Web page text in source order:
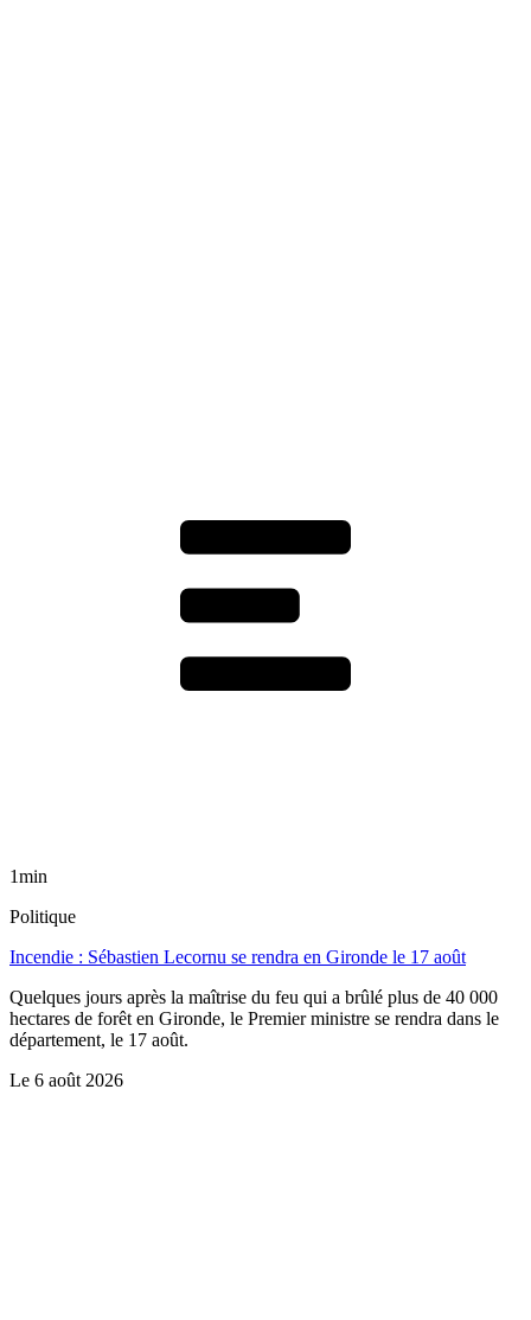
1min
Politique
Incendie : Sébastien Lecornu se rendra en Gironde le 17 août
Quelques jours après la maîtrise du feu qui a brûlé plus de 40 000
hectares de forêt en Gironde, le Premier ministre se rendra dans le
département, le 17 août.
Le 6 août 2026